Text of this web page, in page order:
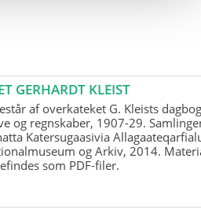
GERHARDT KLEIST
af overkateket G. Kleists
og regnskaber, 1907-29.
Katersugaasivia
og Arkiv, 2014.
som PDF-filer.